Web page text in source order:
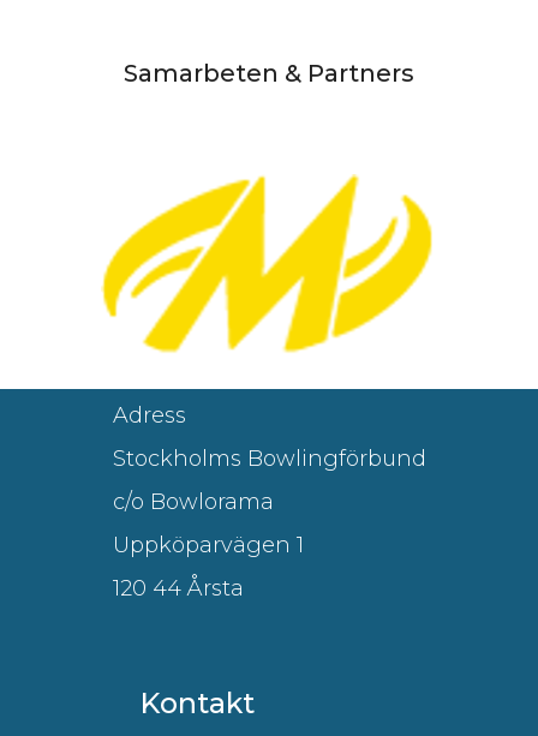
Samarbeten & Partners
Adress
Stockholms Bowlingförbund
c/o Bowlorama
Uppköparvägen 1
120 44 Årsta
Kontakt